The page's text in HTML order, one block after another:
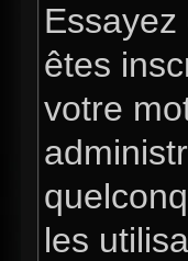
êtes
votre
les